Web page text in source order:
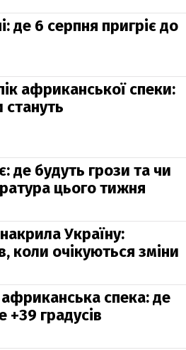
де 6 серпня пригріє до
африканської спеки:
де будуть грози та чи
цього тижня
Україну:
коли очікуються зміни
спека: де
+39 градусів